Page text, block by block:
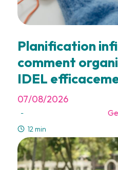
Planification
comment
IDEL
07/08/2026
-
12 min